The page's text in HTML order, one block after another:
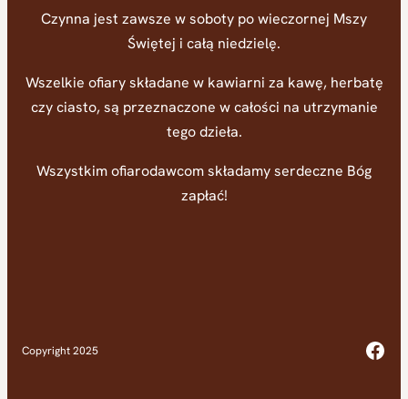
Czynna jest zawsze w soboty po wieczornej Mszy
Świętej i całą niedzielę.
Wszelkie ofiary składane w kawiarni za kawę, herbatę
czy ciasto, są przeznaczone w całości na utrzymanie
tego dzieła.
Wszystkim ofiarodawcom składamy serdeczne Bóg
zapłać!
Copyright 2025